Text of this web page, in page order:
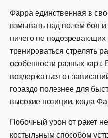
Фарра единственная в
взмывать над полем боя и
ничего не подозревающих
тренироваться стрелять
особенности разных карт.
воздержаться от
гораздо полезнее для
высокие позиции, когда
Побочный урон от ракет
костыльным способом